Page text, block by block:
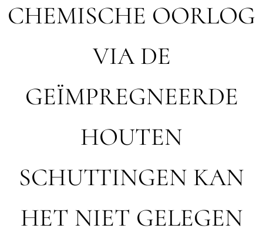
CHEMISCHE OORLOG
VIA DE
GEÏMPREGNEERDE
HOUTEN
SCHUTTINGEN KAN
HET NIET GELEGEN